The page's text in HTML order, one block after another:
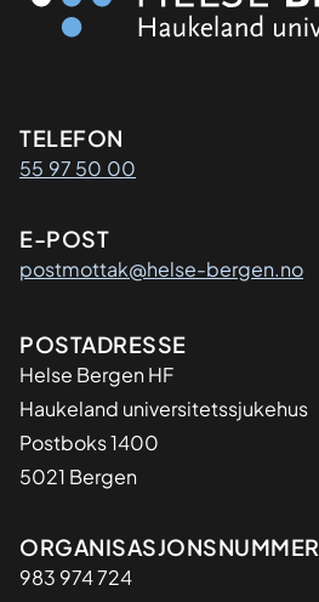
Kontaktinformasjon
TELEFON
55 97 50 00
E-POST
postmottak@helse-bergen.no
Adresse
POSTADRESSE
Helse Bergen HF
Haukeland universitetssjukehus
Postboks 1400
5021 Bergen
Organisasjon
ORGANISASJONSNUMMER
983 974 724